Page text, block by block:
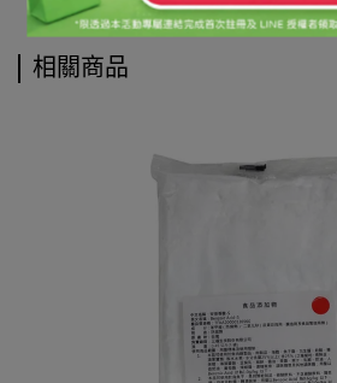
相關商品